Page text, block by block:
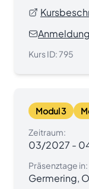
Kurs ID:795
Modul 3
Zeitraum:
03/2027 -
Präsenztage in:
Germering,